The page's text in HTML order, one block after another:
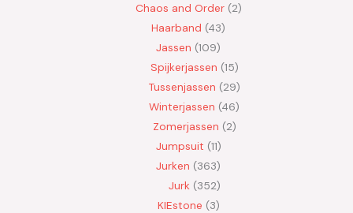
Chaos and Order 2
Haarband 43
Jassen 109
Spijkerjassen 15
Tussenjassen 29
Winterjassen 46
Zomerjassen 2
Jumpsuit 11
Jurken 363
Jurk 352
KIEstone 3